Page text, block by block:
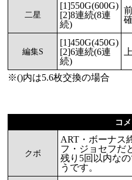
二星
[1]550G(600G)
[2]8連続(8連
続)
編集S
[1]450G(450G)
[2]6連続(6連
続)
※()内は5.6枚交換の場合
コ
クボ
ART・ボーナス
フ・ジョセフだ
残り5回以内な
うです。